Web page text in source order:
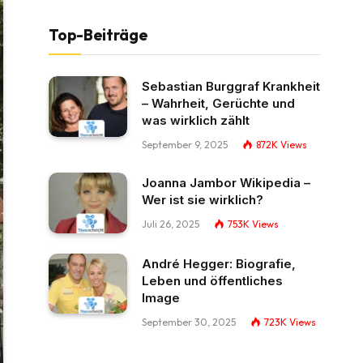
Top-Beiträge
Sebastian Burggraf Krankheit
– Wahrheit, Gerüchte und
was wirklich zählt
September 9, 2025 872K Views
Joanna Jambor Wikipedia –
Wer ist sie wirklich?
Juli 26, 2025 753K Views
André Hegger: Biografie,
Leben und öffentliches
Image
September 30, 2025 723K Views